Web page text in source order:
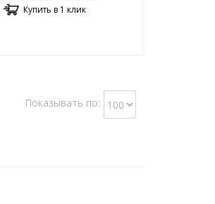
Купить в 1 клик
Показывать по: